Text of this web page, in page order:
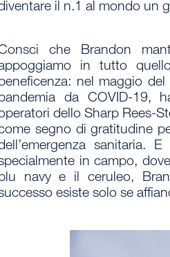
il n.1 al mondo un
che Brandon
in tutto
: nel maggio del
da COVID-19,
dello Sharp Rees-
segno di gratitudine
sanitaria.
in campo,
navy e il ceruleo,
esiste solo se